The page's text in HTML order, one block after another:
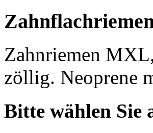
Zahnriemen
zöllig. Neoprene
Bitte wählen Sie